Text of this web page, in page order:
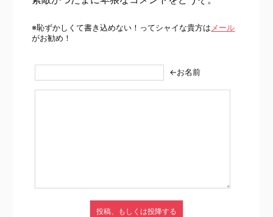
※恥ずかしくて書き込めない！ってシャイな貴方は メール
がお勧め！
←お名前